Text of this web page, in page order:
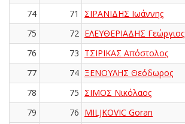
74
71 ΣΙΡΑΝΙΔΗΣ Ιωάννης
75
72 ΕΛΕΥΘΕΡΙΑΔΗΣ Γεώργιος
76
73 ΤΣΙΡΙΚΑΣ Απόστολος
77
74 ΞΕΝΟΥΛΗΣ Θεόδωρος
78
75 ΣΙΜΟΣ Νικόλαος
79
76 MILJKOVIC Goran